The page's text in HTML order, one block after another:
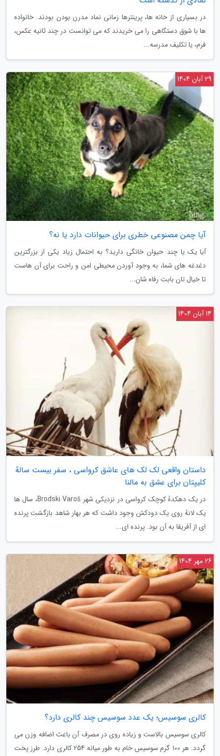
در بسیاری از خانه ها، پرینترها زمانی نماد مدرن بودن بودند. خانواده
ها با شوق دستگاهی را می خریدند که می توانست در چند ثانیه عکس،
فرم، یا تکلیف مدرسه...
آیا چمن مصنوعی خطری برای حیوانات دارد یا نه؟
آیا یک یا چند حیوان خانگی دارید؟ به احتمال زیاد یکی از بزرگترین
دغدغه های شما، به وجود آوردن محیطی امن و راحت برای آن هاست
تا خیال تان بابت رفاه شان...
29 آبان 1404
داستان واقعی لک لک های عاشق کرواسی ، سفر بیست سالهٔ
کلیپتان برای عشق به مالنا
در یک دهکدهٔ کوچک کرواسی در نزدیکی شهر Brodski Varoš، سال ها
یک لانهٔ روی یک دودکش وجود داشت که هر بهار شاهد بازگشت پرنده
ای از آفریقا به آن بود. پرنده ای...
14 آبان 1404
کالری سوسیس؛ یک عدد سوسیس چند کالری دارد؟
کالری سوسیس بالاست و زیاده روی در مصرف آن باعث اضافه وزن می
گردد. هر 100 گرم سوسیس خام به طور میانه 254 کالری دارد. طرز پخت
26 مهر 1404